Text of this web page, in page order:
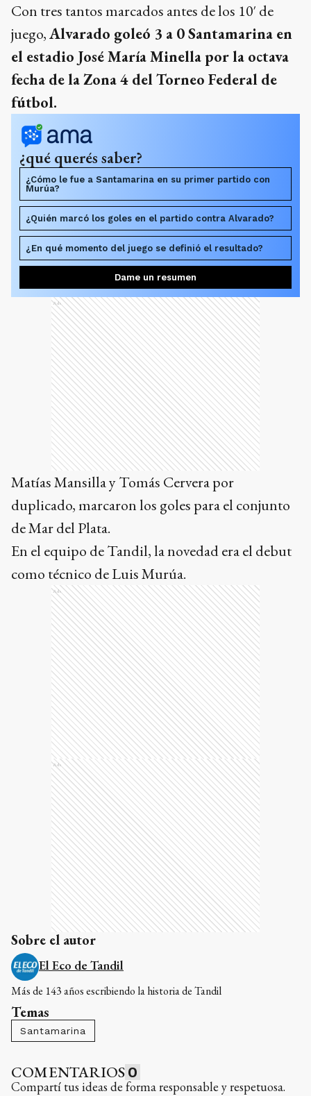
Con tres tantos marcados antes de los 10′ de
juego,Alvarado goleó 3 a 0 Santamarina en
el estadio José María Minella por la octava
fecha de la Zona 4 del Torneo Federal de
fútbol.
¿qué querés saber?
¿Cómo le fue a Santamarina en su primer partido con
Murúa?
¿Quién marcó los goles en el partido contra Alvarado?
¿En qué momento del juego se definió el resultado?
Dame un resumen
Ads
Matías Mansilla y Tomás Cervera por
duplicado, marcaron los goles para el conjunto
de Mar del Plata.
En el equipo de Tandil, la novedad era el debut
como técnico de Luis Murúa.
Ads
Ads
Sobre el autor
El Eco de Tandil
Más de 143 años escribiendo la historia de Tandil
Temas
Santamarina
COMENTARIOS 0
Compartí tus ideas de forma responsable y respetuosa.